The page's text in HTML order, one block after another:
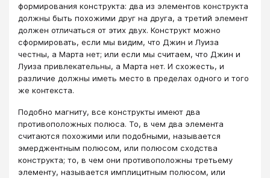
формирования конструкта: два из элементов конструкта
должны быть похожими друг на друга, а третий элемент
должен отличаться от этих двух. Конструкт можно
сформировать, если мы видим, что Джин и Луиза
честны, а Марта нет; или если мы считаем, что Джин и
Луиза привлекательны, а Марта нет. И схожесть, и
различие должны иметь место в пределах одного и того
же контекста.
Подобно магниту, все конструкты имеют два
противоположных полюса. То, в чем два элемента
считаются похожими или подобными, называется
эмерджентным полюсом, или полюсом сходства
конструкта; то, в чем они противоположны третьему
элементу, называется имплицитным полюсом, или